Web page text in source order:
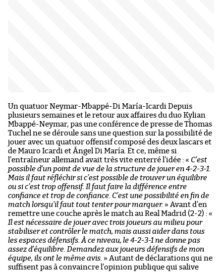
Un quatuor Neymar-Mbappé-Di María-Icardi Depuis
plusieurs semaines et le retour aux affaires du duo Kylian
Mbappé-Neymar, pas une conférence de presse de Thomas
Tuchel ne se déroule sans une question sur la possibilité de
jouer avec un quatuor offensif composé des deux lascars et
de Mauro Icardi et Ángel Di María. Et ce, même si
l’entraîneur allemand avait très vite enterré l’idée : « C’est
possible d’un point de vue de la structure de jouer en 4-2-3-1.
Mais il faut réfléchir si c’est possible de trouver un équilibre
ou si c’est trop offensif. Il faut faire la différence entre
confiance et trop de confiance. C’est une possibilité en fin de
match lorsqu’il faut tout tenter pour marquer. » Avant d’en
remettre une couche après le match au Real Madrid (2-2) : «
Il est nécessaire de jouer avec trois joueurs au milieu pour
stabiliser et contrôler le match, mais aussi aider dans tous
les espaces défensifs. À ce niveau, le 4-2-3-1 ne donne pas
assez d’équilibre. Demandez aux joueurs défensifs de mon
équipe, ils ont le même avis. » Autant de déclarations qui ne
suffisent pas à convaincre l’opinion publique qui salive